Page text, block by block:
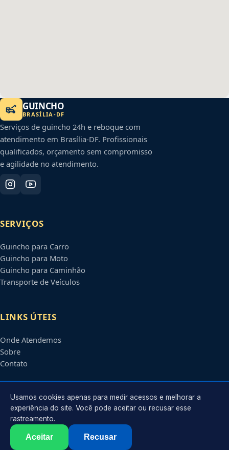
GUINCHO
BRASÍLIA -DF
Serviços de guincho 24h e reboque com
atendimento em Brasília-DF. Profissionais
qualificados, orçamento sem compromisso
e agilidade no atendimento.
SERVIÇOS
Guincho para Carro
Guincho para Moto
Guincho para Caminhão
Transporte de Veículos
LINKS ÚTEIS
Onde Atendemos
Sobre
Contato
CONTATO
Atendimento em
contato@guinchosbrasiliadf.com.br
2026 Brasília . Todos os direitos reservados.
Usamos cookies apenas para medir acessos e melhorar a
experiência do site. Você pode aceitar ou recusar esse
rastreamento.
Aceitar Recusar